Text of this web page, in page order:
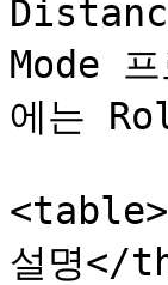
Mode
에는
설명</